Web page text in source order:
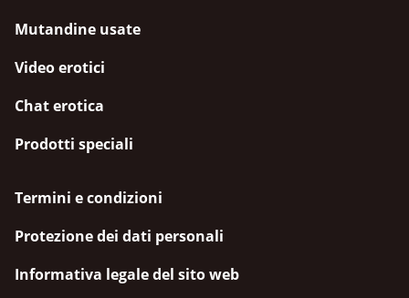
Mutandine usate
Video erotici
Chat erotica
Prodotti speciali
Termini e condizioni
Protezione dei dati personali
Informativa legale del sito web